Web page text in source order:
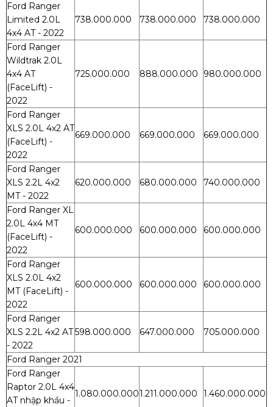
Ford Ranger
Limited 2.0L
4x4 AT - 2022
738.000.000 738.000.000 738.000.000
Ford Ranger
Wildtrak 2.0L
4x4 AT
(FaceLift) -
2022
725.000.000 888.000.000 980.000.000
Ford Ranger
XLS 2.0L 4x2 AT
(FaceLift) -
2022
669.000.000 669.000.000 669.000.000
Ford Ranger
XLS 2.2L 4x2
MT - 2022
620.000.000 680.000.000 740.000.000
Ford Ranger XL
2.0L 4x4 MT
(FaceLift) -
2022
600.000.000 600.000.000 600.000.000
Ford Ranger
XLS 2.0L 4x2
MT (FaceLift) -
2022
600.000.000 600.000.000 600.000.000
Ford Ranger
XLS 2.2L 4x2 AT
- 2022
598.000.000 647.000.000 705.000.000
Ford Ranger 2021
Ford Ranger
Raptor 2.0L 4x4
AT nhập khẩu -
1.080.000.0001.211.000.000 1.460.000.000